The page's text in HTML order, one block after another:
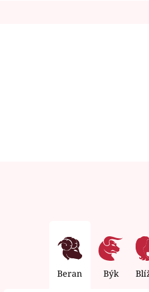
Beran Býk